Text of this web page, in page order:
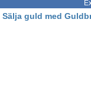
Sälja guld med